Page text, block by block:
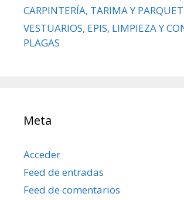
CARPINTERÍA, TARIMA Y PARQUET
VESTUARIOS, EPIS, LIMPIEZA Y
PLAGAS
Meta
Acceder
Feed de entradas
Feed de comentarios